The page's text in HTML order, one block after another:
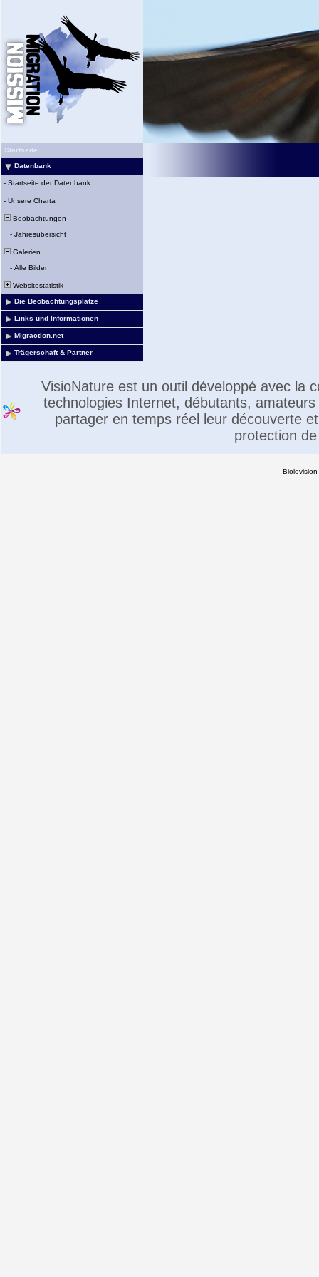
Startseite
Datenbank
- Startseite der Datenbank
- Unsere Charta
Beobachtungen
- Jahresübersicht
Galerien
- Alle Bilder
Websitestatistik
Die Beobachtungsplätze
Links und Informationen
Migraction.net
Trägerschaft & Partner
VisioNature est un outil développé avec la
technologies Internet, débutants,
partager en temps réel leur découverte
protection
Biolovision